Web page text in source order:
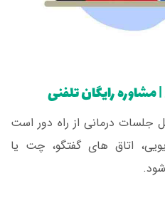
مشاوره رایگان تلفنی
جلسات درمانی از راه دور است
اتاق های گفتگو، چت یا